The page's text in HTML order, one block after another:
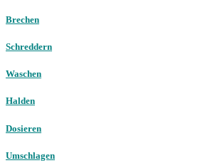
Brechen
Schreddern
Waschen
Halden
Dosieren
Umschlagen